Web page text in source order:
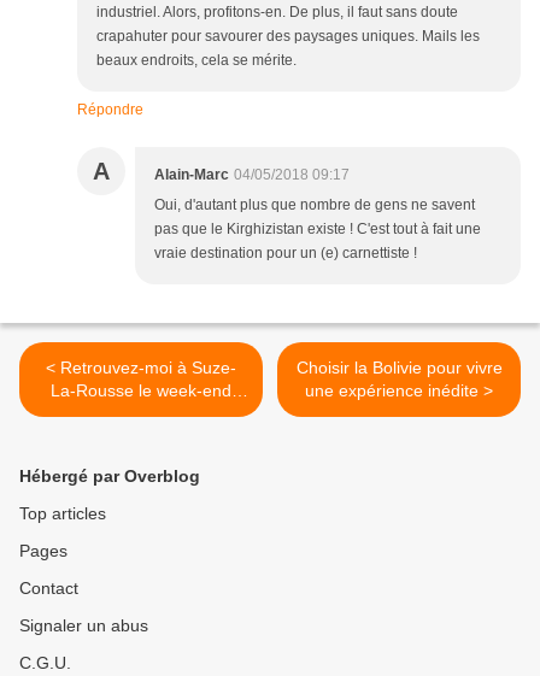
industriel. Alors, profitons-en. De plus, il faut sans doute
crapahuter pour savourer des paysages uniques. Mails les
beaux endroits, cela se mérite.
Répondre
A Alain-Marc 04/05/2018 09:17
Oui, d'autant plus que nombre de gens ne savent
pas que le Kirghizistan existe ! C'est tout à fait une
vraie destination pour un (e) carnettiste !
< Retrouvez-moi à Suze-
La-Rousse le week-end
prochain !
Choisir la Bolivie pour vivre
une expérience inédite >
Hébergé par Overblog
Top articles
Pages
Contact
Signaler un abus
C.G.U.